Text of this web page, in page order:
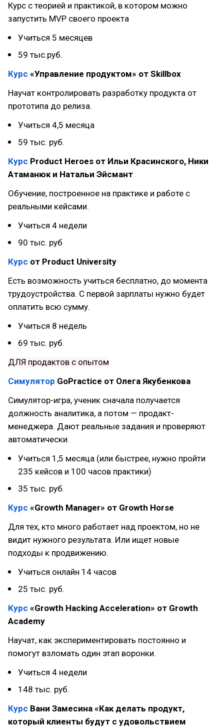
Курс с теорией и практикой, в котором можно
запустить MVP своего проекта
Учиться 5 месяцев
59 тыс.руб.
Курс «Управление продуктом» от Skillbox
Научат контролировать разработку продукта от
прототипа до релиза.
Учиться 4,5 месяца
59 тыс. руб.
Курс Product Heroes от Ильи Красинского, Ники
Атаманюк и Натальи Эйсмант
Обучение, построенное на практике и работе с
реальными кейсами.
Учиться 4 недели
90 тыс. руб
Курс от Product University
Есть возможность учиться бесплатно, до момента
трудоустройства. С первой зарплаты нужно будет
оплатить всю сумму.
Учиться 8 недель
69 тыс. руб.
ДЛЯ продактов c опытом
Симулятор GoPractice от Олега Якубенкова
Симулятор-игра, ученик сначала получается
должность аналитика, а потом — продакт-
менеджера. Дают реальные задания и проверяют
автоматически.
Учиться 1,5 месяца (или быстрее, нужно пройти
235 кейсов и 100 часов практики)
35 тыс. руб.
Курс «Growth Manager» от Growth Horse
Для тех, кто много работает над проектом, но не
видит нужного результата. Или ищет новые
подходы к продвижению.
Учиться онлайн 14 часов
25 тыс. руб.
Курс «Growth Hacking Acceleration» от Growth
Academy
Научат, как экспериментировать постоянно и
помогут взломать один этап воронки.
Учиться 4 недели
148 тыс. руб.
Курс Вани Замесина «Как делать продукт,
который клиенты будут с удовольствием